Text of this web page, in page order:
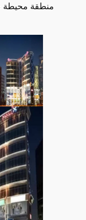
منطقة محيطة